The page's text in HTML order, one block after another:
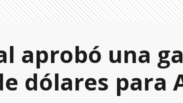
aprobó una
dólares para